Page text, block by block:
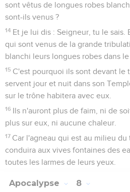
sont vêtus de longues robes
sont-ils venus ?
14 Et je lui dis : Seigneur, tu le sais.
qui sont venus de la grande
blanchi leurs longues robes dans le
15 C'est pourquoi ils sont devant le
servent jour et nuit dans son
sur le trône habitera avec eux.
16 Ils n'auront plus de faim, ni de
plus sur eux, ni aucune chaleur.
17 Car l'agneau qui est au milieu
conduira aux vives fontaines des
toutes les larmes de leurs yeux.
Apocalypse 8